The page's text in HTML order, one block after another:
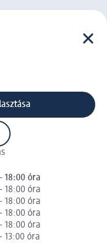
18:00 óra
18:00 óra
18:00 óra
18:00 óra
18:00 óra
13:00 óra